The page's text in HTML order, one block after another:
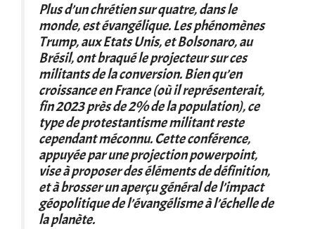
Plus d’un chrétien sur quatre, dans le
monde, est évangélique. Les phénomènes
Trump, aux Etats Unis, et Bolsonaro, au
Brésil, ont braqué le projecteur sur ces
militants de la conversion. Bien qu’en
croissance en France (où il représenterait,
fin 2023 près de 2% de la population), ce
type de protestantisme militant reste
cependant méconnu. Cette conférence,
appuyée par une projection powerpoint,
vise à proposer des éléments de définition,
et à brosser un aperçu général de l’impact
géopolitique de l’évangélisme à l’échelle de
la planète.